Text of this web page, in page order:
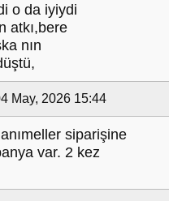
o da iyiydi
atkı,bere
nın
May, 2026 15:44
siparişine
var. 2 kez